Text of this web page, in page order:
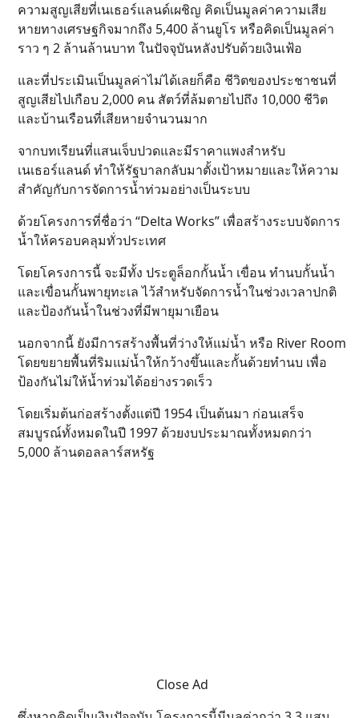
ความสูญเสียที่เนเธอร์แลนด์เผชิญ คิดเป็นมูลค่าความเสีย
หายทางเศรษฐกิจมากถึง 5,400 ล้านยูโร หรือคิดเป็นมูลค่า
ราว ๆ 2 ล้านล้านบาท ในปัจจุบันหลังปรับด้วยเงินเฟ้อ
และที่ประเมินเป็นมูลค่าไม่ได้เลยก็คือ ชีวิตของประชาชนที่
สูญเสียไปเกือบ 2,000 คน สัตว์ที่ล้มตายไปถึง 10,000 ชีวิต
และบ้านเรือนที่เสียหายจำนวนมาก
จากบทเรียนที่แสนเจ็บปวดและมีราคาแพงสำหรับ
เนเธอร์แลนด์ ทำให้รัฐบาลกลับมาตั้งเป้าหมายและให้ความ
สำคัญกับการจัดการน้ำท่วมอย่างเป็นระบบ
ด้วยโครงการที่ชื่อว่า “Delta Works” เพื่อสร้างระบบจัดการ
น้ำให้ครอบคลุมทั่วประเทศ
โดยโครงการนี้ จะมีทั้ง ประตูล็อกกั้นน้ำ เขื่อน ทำนบกั้นน้ำ
และเขื่อนกั้นพายุทะเล ไว้สำหรับจัดการน้ำในช่วงเวลาปกติ
และป้องกันน้ำในช่วงที่มีพายุมาเยือน
นอกจากนี้ ยังมีการสร้างพื้นที่ว่างให้แม่น้ำ หรือ River Room
โดยขยายพื้นที่ริมแม่น้ำให้กว้างขึ้นและกั้นด้วยทำนบ เพื่อ
ป้องกันไม่ให้น้ำท่วมได้อย่างรวดเร็ว
โดยเริ่มต้นก่อสร้างตั้งแต่ปี 1954 เป็นต้นมา ก่อนเสร็จ
สมบูรณ์ทั้งหมดในปี 1997 ด้วยงบประมาณทั้งหมดกว่า
5,000 ล้านดอลลาร์สหรัฐ
Close Ad